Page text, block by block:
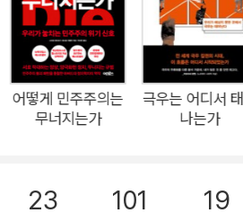
가장 충격적인 사건이었다. 50년 넘
달러의 1인당 GDP. 사회과학 이론에
절대 무너질 수 없었다. 그러나 지지자
공화당 주류 정치인까지 선거에 불복
급격히 후퇴하고 말았다. 공고해 보였
적으로’ 무너진 과정을 살펴보면서 극
어떻게 민주주의는
무너지는가
극우는 어디서
나는가
23 101 19